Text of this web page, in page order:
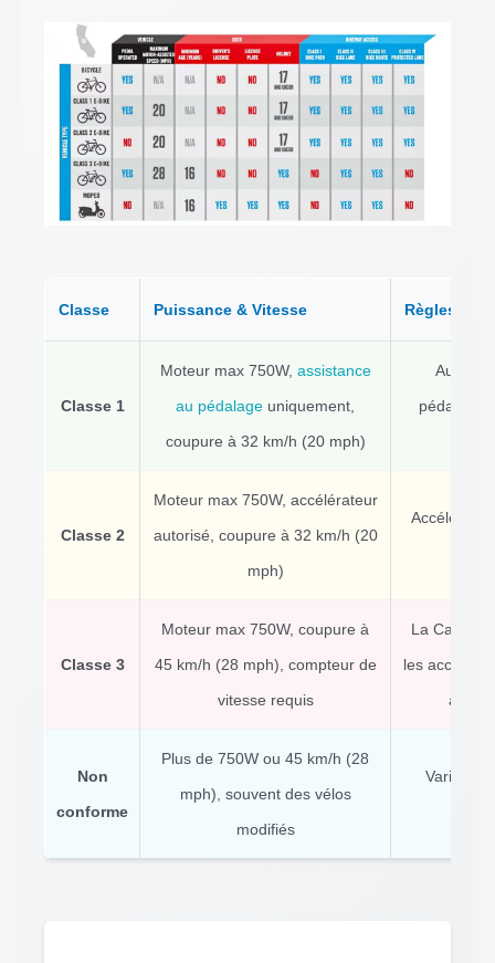
Classe Puissance & Vitesse Règles d’
Classe 1
Moteur max 750W, assistance
au pédalage uniquement,
coupure à 32 km/h (20 mph)
Aucun
pédalage
Classe 2
Moteur max 750W, accélérateur
autorisé, coupure à 32 km/h (20
mph)
Classe 3
Moteur max 750W, coupure à
45 km/h (28 mph), compteur de
vitesse requis
La
les
au
Non
conforme
Plus de 750W ou 45 km/h (28
mph), souvent des vélos
modifiés
Varie